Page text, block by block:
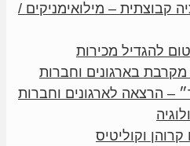
קבוצתית – מילואימניקים /
להגדיל מכירות
בארגונים וחברות
– הרצאה לארגונים וחברות
וקוליטיס